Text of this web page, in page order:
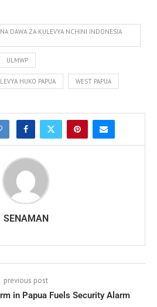
DAWA ZA KULEVYA NCHINI INDONESIA
ULMWP
HUKO PAPUA WEST PAPUA
SENAMAN
previous post
in Papua Fuels Security Alarm